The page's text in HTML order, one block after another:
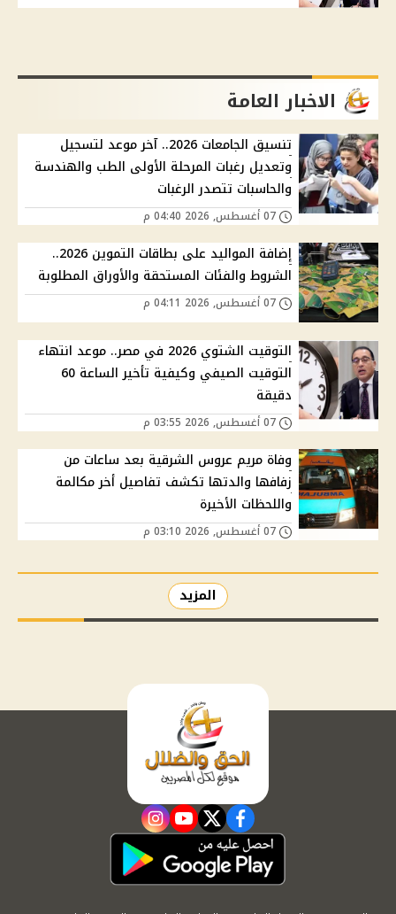
الاخبار العامة
تنسيق الجامعات 2026.. آخر موعد لتسجيل
وتعديل رغبات المرحلة الأولى الطب والهندسة
والحاسبات تتصدر الرغبات
إضافة المواليد على بطاقات التموين 2026..
الشروط والفئات المستحقة والأوراق المطلوبة
التوقيت الشتوي 2026 في مصر.. موعد انتهاء
التوقيت الصيفي وكيفية تأخير الساعة 60
دقيقة
وفاة مريم عروس الشرقية بعد ساعات من
زفافها والدتها تكشف تفاصيل أخر مكالمة
واللحظات الأخيرة
المزيد
facebook
twitter
youtube
instagram